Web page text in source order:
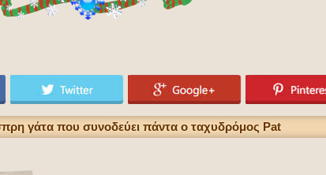
γάτα που συνοδεύει πάντα ο ταχυδρόμος Pat